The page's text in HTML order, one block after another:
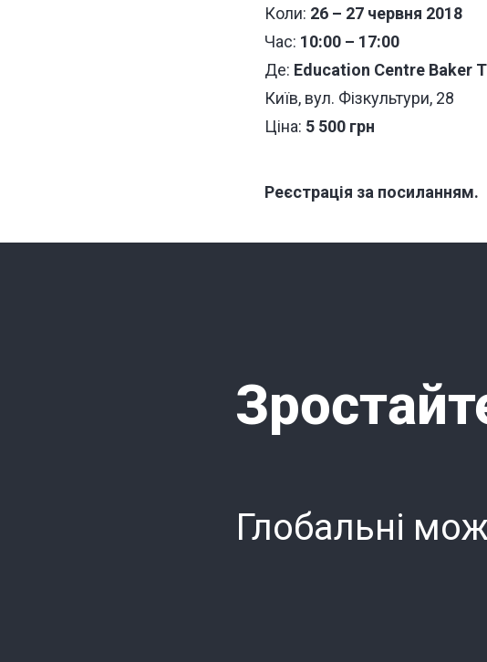
Коли: 26 – 27 червня 2018
Час: 10:00 – 17:00
Де: Education Centre Baker
Київ, вул. Фізкультури, 28
Ціна: 5 500 грн
Реєстрація за посиланням.
Глобальні